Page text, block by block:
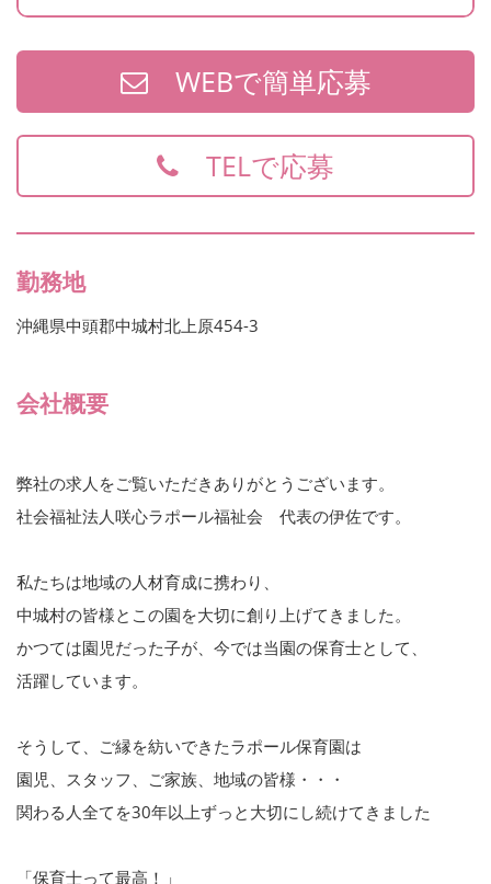
WEBで簡単応募
TELで応募
勤務地
沖縄県中頭郡中城村北上原454-3
会社概要
弊社の求人をご覧いただきありがとうございます。
社会福祉法人咲心ラポール福祉会 代表の伊佐です。
私たちは地域の人材育成に携わり、
中城村の皆様とこの園を大切に創り上げてきました。
かつては園児だった子が、今では当園の保育士として、
活躍しています。
そうして、ご縁を紡いできたラポール保育園は
園児、スタッフ、ご家族、地域の皆様・・・
関わる人全てを30年以上ずっと大切にし続けてきました
「保育士って最高！」